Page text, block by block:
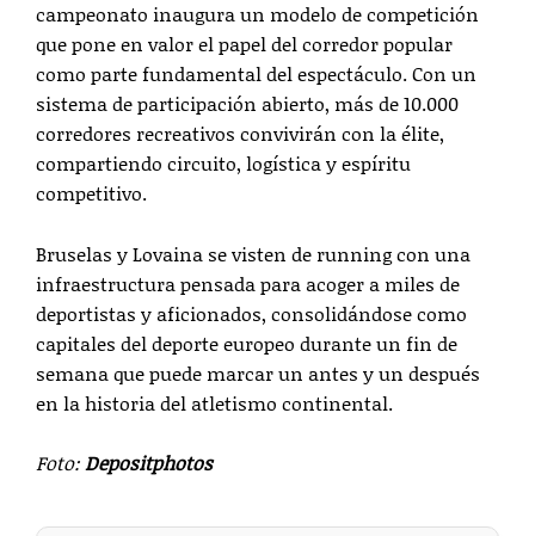
campeonato inaugura un modelo de competición
que pone en valor el papel del corredor popular
como parte fundamental del espectáculo. Con un
sistema de participación abierto, más de 10.000
corredores recreativos convivirán con la élite,
compartiendo circuito, logística y espíritu
competitivo.
Bruselas y Lovaina se visten de running con una
infraestructura pensada para acoger a miles de
deportistas y aficionados, consolidándose como
capitales del deporte europeo durante un fin de
semana que puede marcar un antes y un después
en la historia del atletismo continental.
Foto:Depositphotos